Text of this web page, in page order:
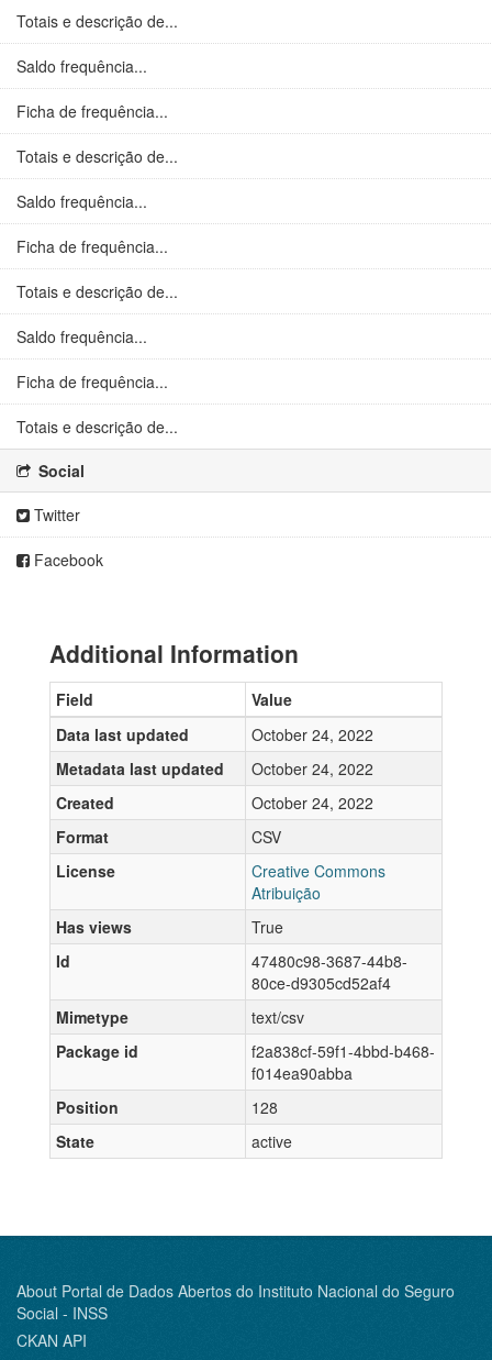
Totais e descrição de...
Saldo frequência...
Ficha de frequência...
Totais e descrição de...
Saldo frequência...
Ficha de frequência...
Totais e descrição de...
Saldo frequência...
Ficha de frequência...
Totais e descrição de...
Social
Twitter
Facebook
Additional Information
Field
Value
Data last updated
October 24, 2022
Metadata last updated
October 24, 2022
Created
October 24, 2022
Format
CSV
License
Creative Commons
Atribuição
Has views
True
Id
47480c98-3687-44b8-
80ce-d9305cd52af4
Mimetype
text/csv
Package id
f2a838cf-59f1-4bbd-b468-
f014ea90abba
Position
128
State
active
About Portal de Dados Abertos do Instituto Nacional do Seguro
Social - INSS
CKAN API